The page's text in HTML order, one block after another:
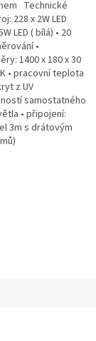
Technické
228 x 2W LED
LED ( bílá) • 20
•
1400 x 180 x 30
• pracovní teplota
z UV
samostatného
• připojení:
3m s drátovým